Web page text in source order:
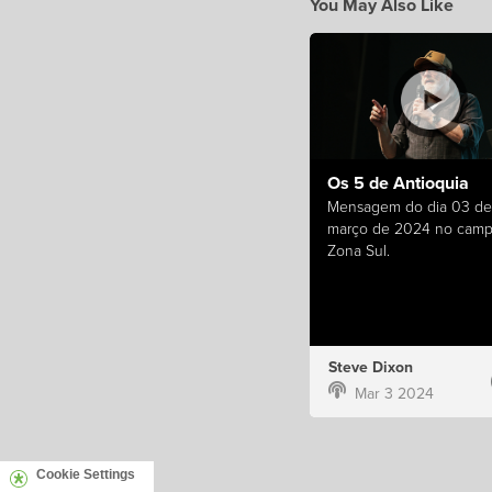
Os 5 de Antioquia
Mensagem do dia 03 de
março de 2024 no
Zona Sul.
Steve Dixon
Mar 3 2024
Cookie Settings